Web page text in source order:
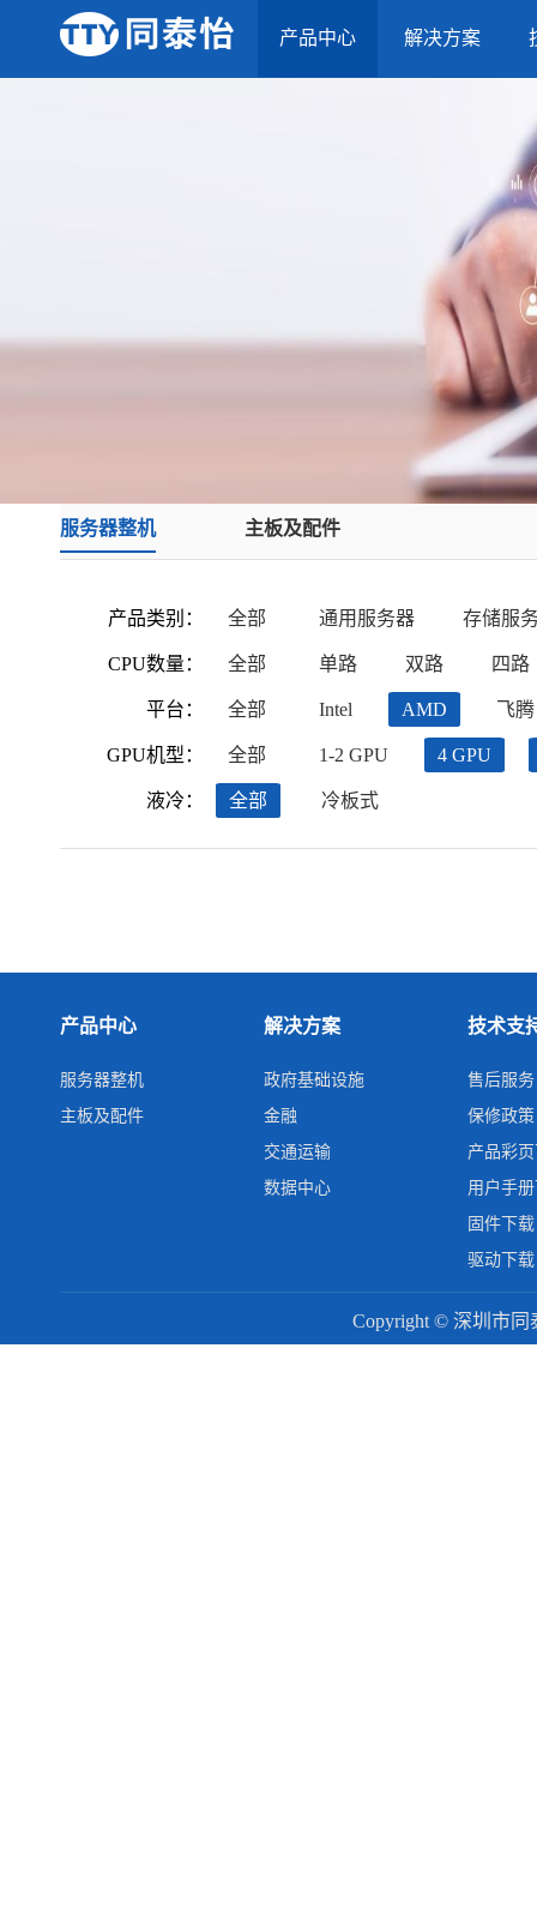
产品中心 解决方案
服务器整机 主板及配件
产品类别：
CPU数量：
平台：
GPU机型：
液冷：
全部 通用服务器 存储服
全部 单路 双路 四路
全部 Intel AMD 飞腾
全部 1-2 GPU 4 GPU
全部 冷板式
产品中心
服务器整机
主板及配件
解决方案
政府基础设施
金融
交通运输
数据中心
技术支
售后服务
保修政策
产品彩
用户手
固件下载
驱动下载
Copyright © 深圳市同